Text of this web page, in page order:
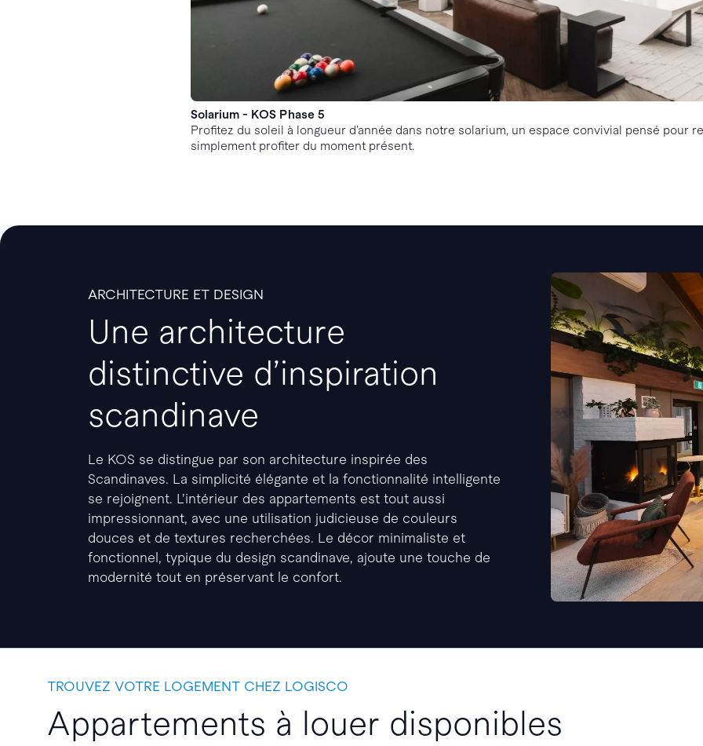
Solarium - KOS Phase 5
Profitez du soleil à longueur d’année dans notre solarium, un espace convivial pensé pour
simplement profiter du moment présent.
ARCHITECTURE ET DESIGN
Une architecture
distinctive d’inspiration
scandinave
Le KOS se distingue par son architecture inspirée des
Scandinaves. La simplicité élégante et la fonctionnalité intelligente
se rejoignent. L’intérieur des appartements est tout aussi
impressionnant, avec une utilisation judicieuse de couleurs
douces et de textures recherchées. Le décor minimaliste et
fonctionnel, typique du design scandinave, ajoute une touche de
modernité tout en préservant le confort.
TROUVEZ VOTRE LOGEMENT CHEZ LOGISCO
Appartements à louer disponibles